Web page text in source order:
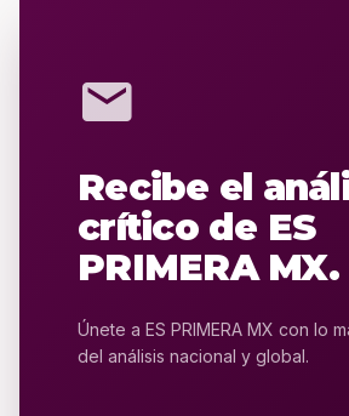
mail
Recibe el
crítico de ES
PRIMERA MX.
Únete a ES PRIMERA MX con lo
del análisis nacional y global.